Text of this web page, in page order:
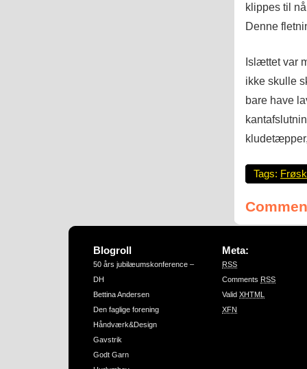
klippes til
Denne
Islættet var
ikke skulle
bare have
Tags:
Blogroll
50 års jubilæumskonference –
DH
Bettina Andersen
Den faglige forening
Håndværk&Design
Gavstrik
Godt Garn
Meta:
RSS
Comments RSS
Valid XHTML
XFN